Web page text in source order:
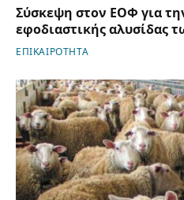
Σύσκεψη στον ΕΟΦ για
εφοδιαστικής αλυσίδας
ΕΠΙΚΑΙΡΟΤΗΤΑ